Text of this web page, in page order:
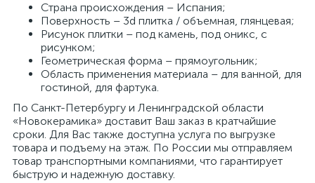
Страна происхождения – Испания;
Поверхность – 3d плитка / объемная, глянцевая;
Рисунок плитки – под камень, под оникс, с
рисунком;
Геометрическая форма – прямоугольник;
Область применения материала – для ванной, для
гостиной, для фартука.
По Санкт-Петербургу и Ленинградской области
«Новокерамика» доставит Ваш заказ в кратчайшие
сроки. Для Вас также доступна услуга по выгрузке
товара и подъему на этаж. По России мы отправляем
товар транспортными компаниями, что гарантирует
быструю и надежную доставку.